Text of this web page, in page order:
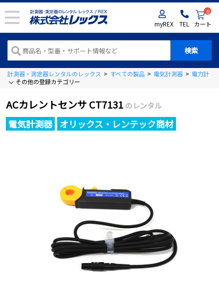
myREX TEL
0
カート
計測器・測定器レンタルのレックス > すべての製品 > 電気計測器 > 電力計
その他の登録カテゴリー
ACカレントセンサ CT7131 のレンタル
電気計測器 オリックス・レンテック商材